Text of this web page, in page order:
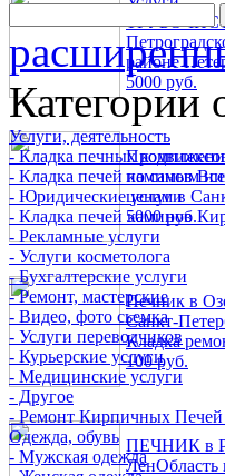
районе
5000 руб.
по самым
ценам в
5000 руб.
Печник в
Санкт-
Кладка
100 руб.
ПЕЧНИК в
ЛенОбласть
Категории
Услуги, деятельность
- Кладка печных
- Кладка печей каминов
- Юридические услуги
- Кладка печей каминов
- Рекламные услуги
- Услуги косметолога
- Бухгалтерские услуги
- Ремонт, мастерские
- Видео, фото сьемка
- Услуги переводчиков
- Курьерские услуги
- Медицинские услуги
- Другое
- Ремонт Кирпичных Печей
Одежда, обувь
- Мужская одежда